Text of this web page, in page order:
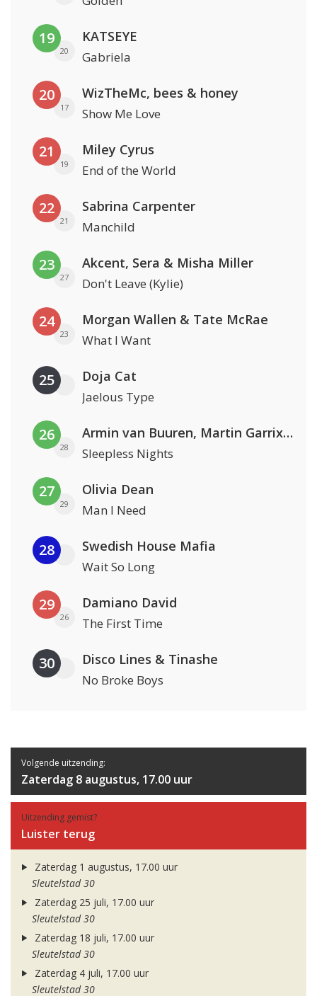
19
20
KATSEYE
Gabriela
20
17
WizTheMc, bees & honey
Show Me Love
21
19
Miley Cyrus
End of the World
22
21
Sabrina Carpenter
Manchild
23
27
Akcent, Sera & Misha Miller
Don't Leave (Kylie)
24
23
Morgan Wallen & Tate McRae
What I Want
25 Doja Cat
Jaelous Type
26
28
Armin van Buuren, Martin Garrix & Libby Whitehouse
Sleepless Nights
27
29
Olivia Dean
Man I Need
28 Swedish House Mafia
Wait So Long
29
26
Damiano David
The First Time
30 Disco Lines & Tinashe
No Broke Boys
Volgende uitzending:
Zaterdag 8 augustus, 17.00 uur
Uitzending gemist?
Luister terug
Zaterdag 1 augustus, 17.00 uur
Sleutelstad 30
Zaterdag 25 juli, 17.00 uur
Sleutelstad 30
Zaterdag 18 juli, 17.00 uur
Sleutelstad 30
Zaterdag 4 juli, 17.00 uur
Sleutelstad 30